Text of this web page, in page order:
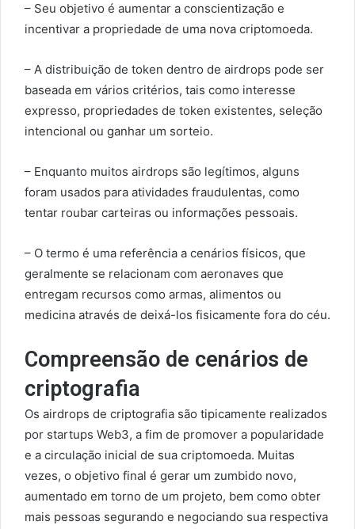
– Seu objetivo é aumentar a conscientização e
incentivar a propriedade de uma nova criptomoeda.
– A distribuição de token dentro de airdrops pode ser
baseada em vários critérios, tais como interesse
expresso, propriedades de token existentes, seleção
intencional ou ganhar um sorteio.
– Enquanto muitos airdrops são legítimos, alguns
foram usados para atividades fraudulentas, como
tentar roubar carteiras ou informações pessoais.
– O termo é uma referência a cenários físicos, que
geralmente se relacionam com aeronaves que
entregam recursos como armas, alimentos ou
medicina através de deixá-los fisicamente fora do céu.
Compreensão de cenários de
criptografia
Os airdrops de criptografia são tipicamente realizados
por startups Web3, a fim de promover a popularidade
e a circulação inicial de sua criptomoeda. Muitas
vezes, o objetivo final é gerar um zumbido novo,
aumentado em torno de um projeto, bem como obter
mais pessoas segurando e negociando sua respectiva